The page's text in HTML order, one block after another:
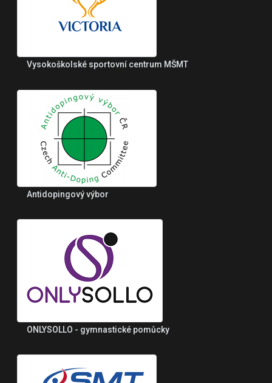
Vysokoškolské sportovní centrum MŠMT
Antidopingový výbor
ONLYSOLLO - gymnastické pomůcky